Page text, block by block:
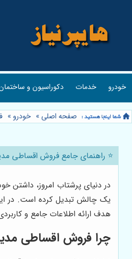
خودرو خدمات دکوراسیون و
صفحه اصلی » خودرو »
⭐️ راهنمای جامع فروش اقساطی
در دنیای پرشتاب امروز، داشتن
یک چالش تبدیل کرده است. در
هدف ارائه اطلاعات جامع و
چرا فروش اقساطی